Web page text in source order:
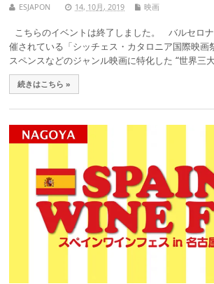
ESJAPON 14, 10月, 2019 映画
こちらのイベントは終了しました。 バルセロ
催されている「シッチェス・カタロニア国際映画
スペンスなどのジャンル映画に特化した “世界三
続きはこちら »